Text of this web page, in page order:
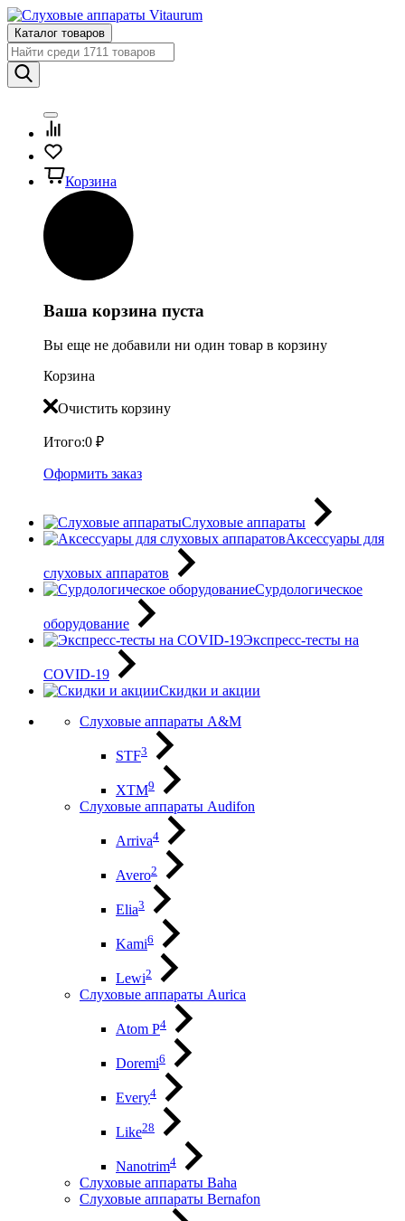
Каталог товаров
Корзина
Ваша корзина пуста
Вы еще не добавили ни один товар в корзину
Корзина
Очистить корзину
Итого:0 ₽
Оформить заказ
Слуховые аппараты
Аксессуары для
слуховых аппаратов
Сурдологическое
оборудование
Экспресс-тесты на
COVID-19
Скидки и акции
Слуховые аппараты A&M
STF3
XTM9
Слуховые аппараты Audifon
Arriva4
Avero2
Elia3
Kami6
Lewi2
Слуховые аппараты Aurica
Atom P4
Doremi6
Every4
Like28
Nanotrim4
Слуховые аппараты Baha
Слуховые аппараты Bernafon